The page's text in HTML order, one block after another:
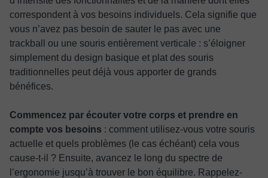
correspondent à vos besoins individuels. Cela signifie que
vous n’avez pas besoin de sauter le pas avec une
trackball ou une souris entièrement verticale : s’éloigner
simplement du design basique et plat des souris
traditionnelles peut déjà vous apporter de grands
bénéfices.
Commencez par écouter votre corps et prendre en
compte vos besoins : comment utilisez-vous votre souris
actuelle et quels problèmes (le cas échéant) cela vous
cause-t-il ? Ensuite, avancez le long du spectre de
l’ergonomie jusqu’à trouver le bon équilibre. Rappelez-